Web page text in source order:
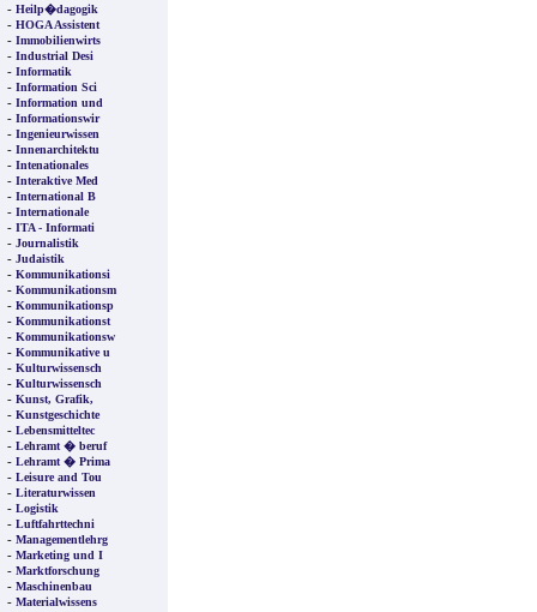
- Heilp�dagogik
- HOGA Assistent
- Immobilienwirts
- Industrial Desi
- Informatik
- Information Sci
- Information und
- Informationswir
- Ingenieurwissen
- Innenarchitektu
- Intenationales
- Interaktive Med
- International B
- Internationale
- ITA - Informati
- Journalistik
- Judaistik
- Kommunikationsi
- Kommunikationsm
- Kommunikationsp
- Kommunikationst
- Kommunikationsw
- Kommunikative u
- Kulturwissensch
- Kulturwissensch
- Kunst, Grafik,
- Kunstgeschichte
- Lebensmitteltec
- Lehramt � beruf
- Lehramt � Prima
- Leisure and Tou
- Literaturwissen
- Logistik
- Luftfahrttechni
- Managementlehrg
- Marketing und I
- Marktforschung
- Maschinenbau
- Materialwissens